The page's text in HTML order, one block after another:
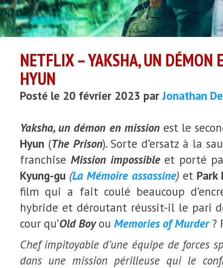
NETFLIX – YAKSHA, UN DÉMON
HYUN
Posté le 20 février 2023 parJonathan
Yaksha, un démon en missionest le
Hyun (The Prison). Sorte d’ersatz à la
franchise Mission impossible et porté
Kyung-gu (La Mémoire assassine) et
film qui a fait coulé beaucoup
hybride et déroutant réussit-il le pari
cour qu’Old Boyou Memories of Murder?
Chef impitoyable d’une équipe de forces
dans une mission périlleuse qui le